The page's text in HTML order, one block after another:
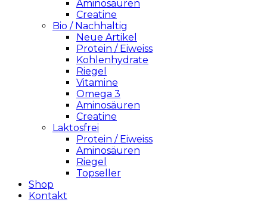
Aminosäuren
Creatine
Bio / Nachhaltig
Neue Artikel
Protein / Eiweiss
Kohlenhydrate
Riegel
Vitamine
Omega 3
Aminosäuren
Creatine
Laktosfrei
Protein / Eiweiss
Aminosäuren
Riegel
Topseller
Shop
Kontakt